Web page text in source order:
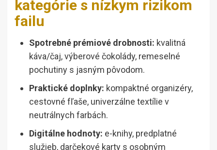
kategórie s nízkym rizikom
failu
Spotrebné prémiové drobnosti: kvalitná
káva/čaj, výberové čokolády, remeselné
pochutiny s jasným pôvodom.
Praktické doplnky: kompaktné organizéry,
cestovné fľaše, univerzálne textílie v
neutrálnych farbách.
Digitálne hodnoty: e-knihy, predplatné
služieb, darčekové karty s osobným